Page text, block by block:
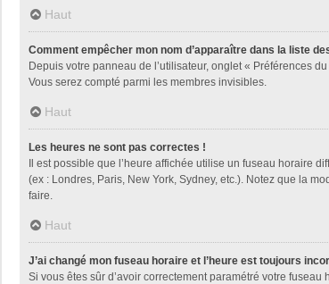
Haut
Comment empêcher mon nom d’apparaître dans la liste
Depuis votre panneau de l’utilisateur, onglet « Préférences
Vous serez compté parmi les membres invisibles.
Haut
Les heures ne sont pas correctes !
Il est possible que l’heure affichée utilise un fuseau horaire
(ex : Londres, Paris, New York, Sydney, etc.). Notez que la
faire.
Haut
J’ai changé mon fuseau horaire et l’heure est toujours
Si vous êtes sûr d’avoir correctement paramétré votre